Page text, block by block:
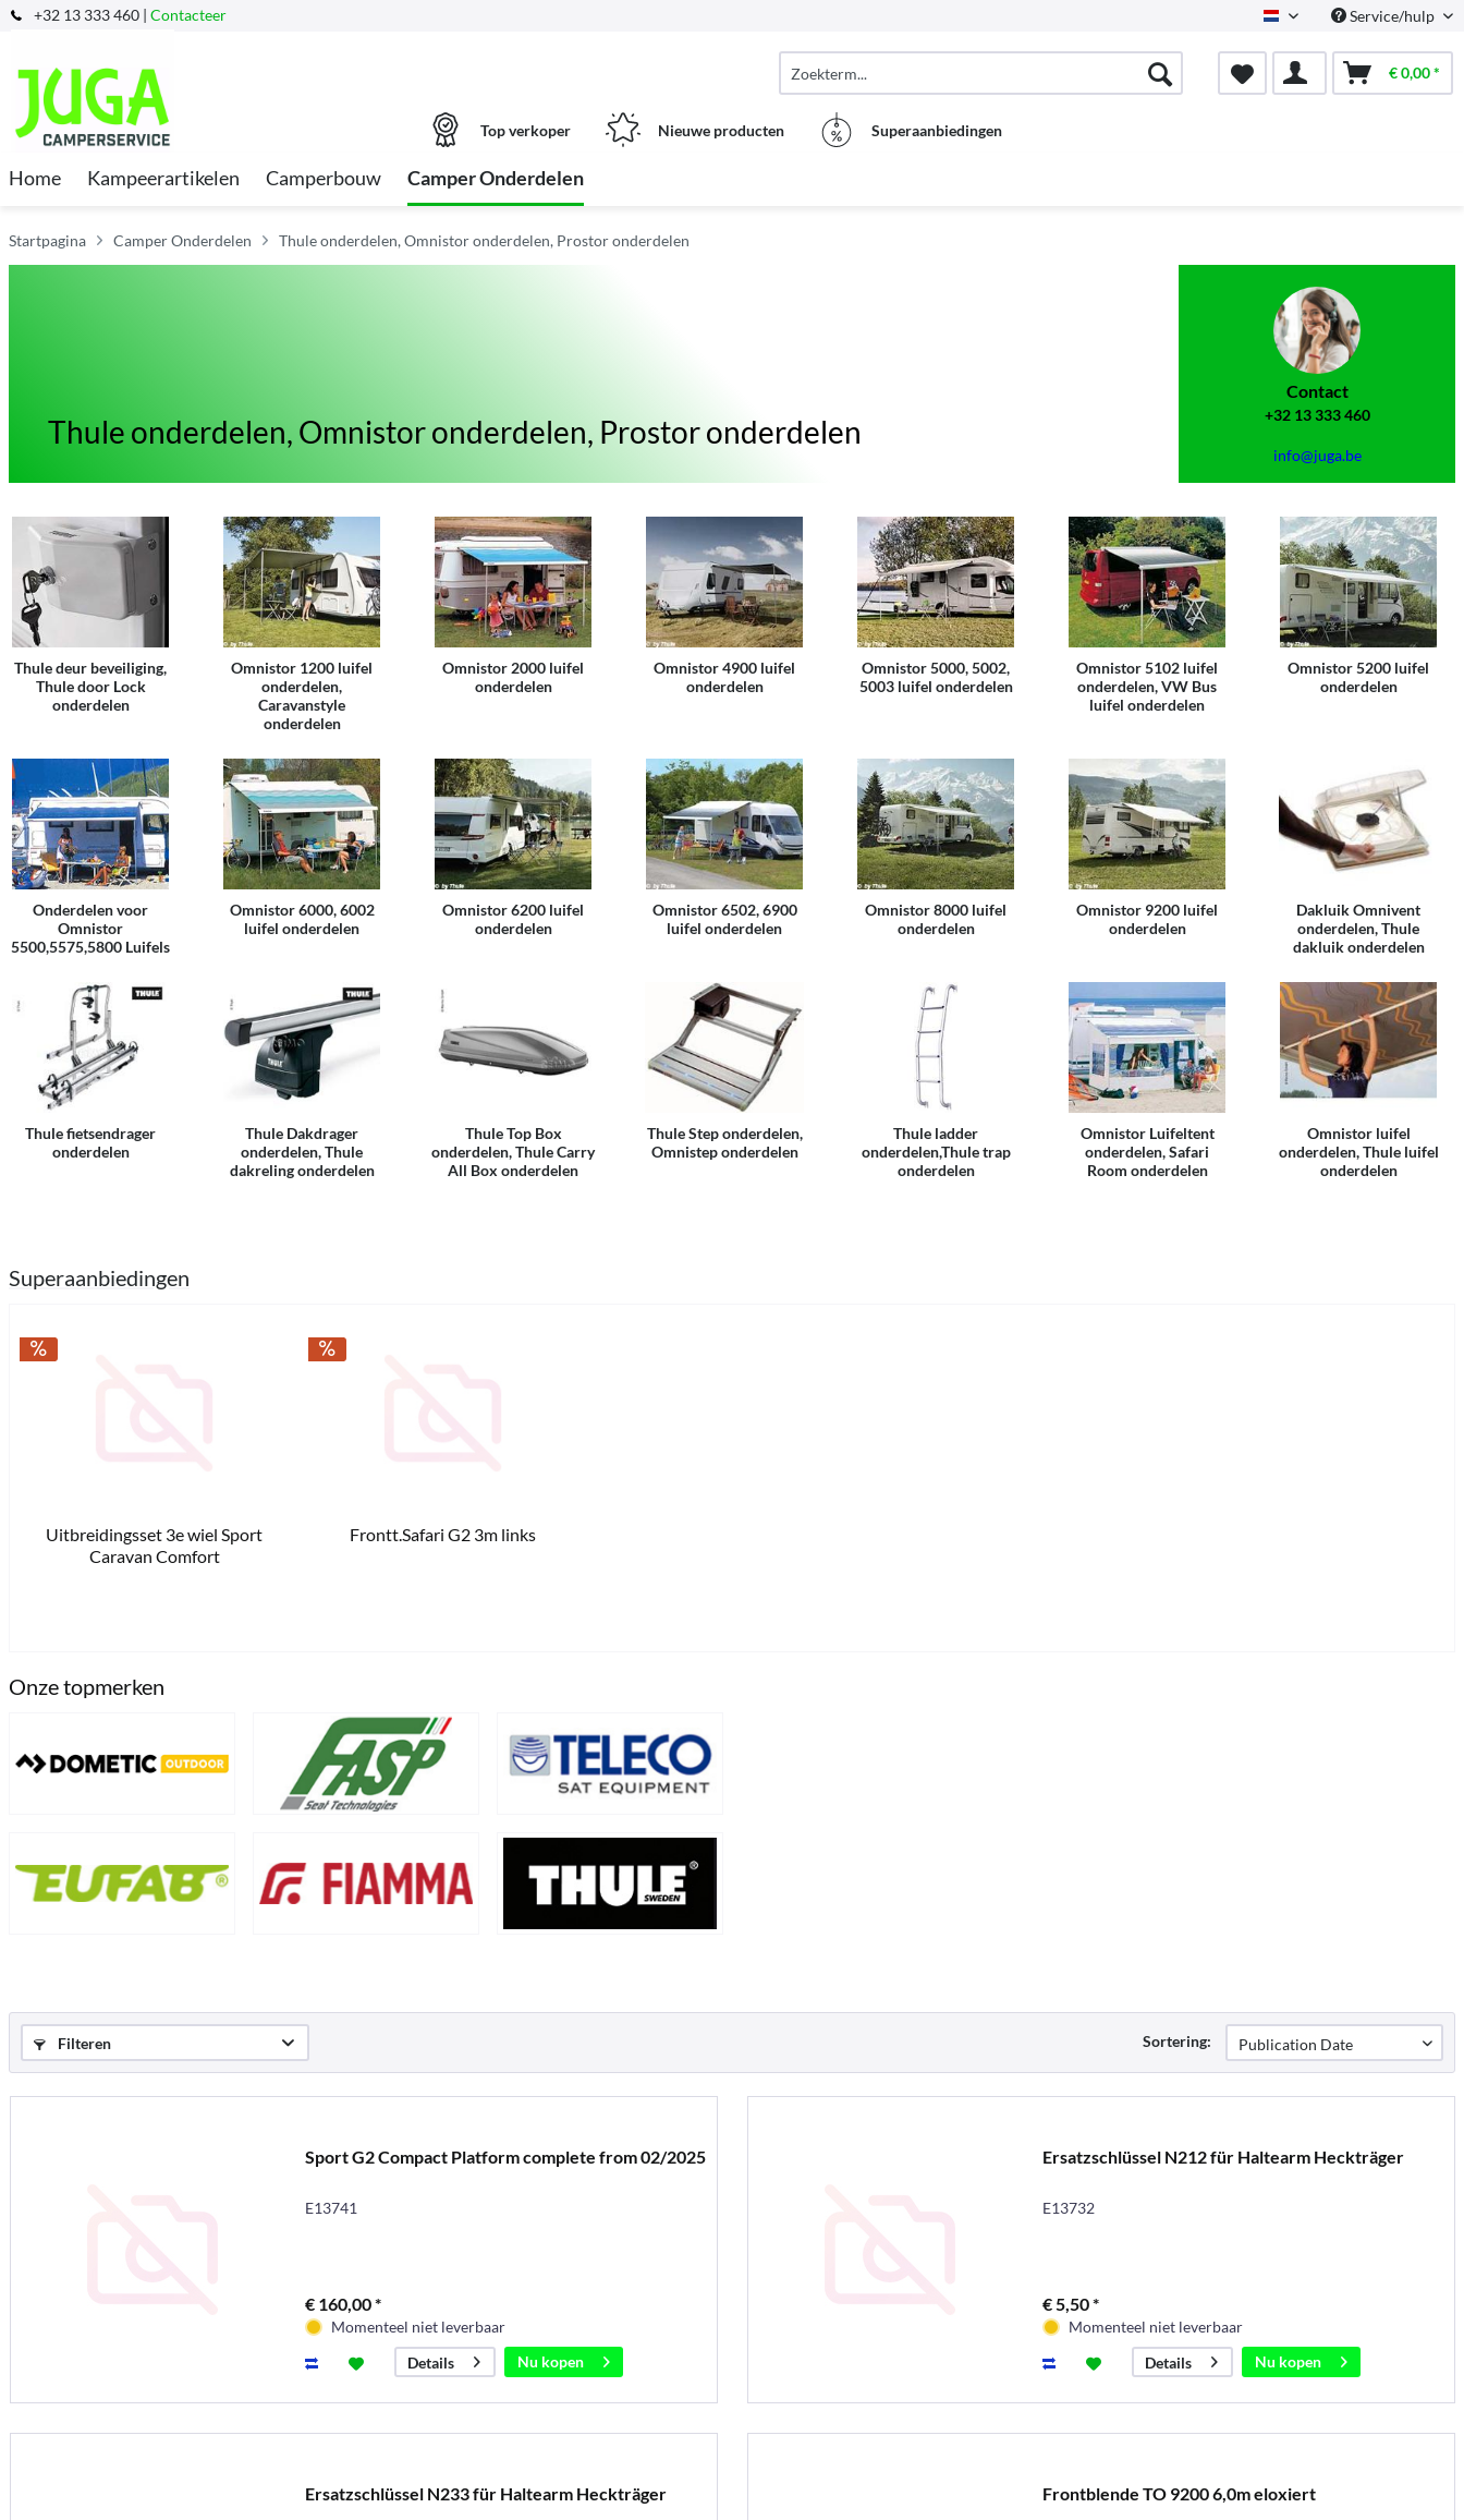
+32 13 333 460 | Contacteer Dutch Service/hulp
€ 0,00 *
Top verkoper Nieuwe producten Superaanbiedingen
Home Kampeerartikelen Camperbouw Camper Onderdelen
Startpagina Camper Onderdelen Thule onderdelen, Omnistor onderdelen, Prostor onderdelen
Thule onderdelen, Omnistor onderdelen, Prostor onderdelen
Contact
+32 13 333 460
info@juga.be
Thule deur beveiliging,
Thule door Lock
onderdelen
Omnistor 1200 luifel
onderdelen,
Caravanstyle
onderdelen
Omnistor 2000 luifel
onderdelen
Omnistor 4900 luifel
onderdelen
Omnistor 5000, 5002,
5003 luifel onderdelen
Omnistor 5102 luifel
onderdelen, VW Bus
luifel onderdelen
Omnistor 5200 luifel
onderdelen
Onderdelen voor
Omnistor
5500,5575,5800 Luifels
Omnistor 6000, 6002
luifel onderdelen
Omnistor 6200 luifel
onderdelen
Omnistor 6502, 6900
luifel onderdelen
Omnistor 8000 luifel
onderdelen
Omnistor 9200 luifel
onderdelen
Dakluik Omnivent
onderdelen, Thule
dakluik onderdelen
Thule fietsendrager
onderdelen
Thule Dakdrager
onderdelen, Thule
dakreling onderdelen
Thule Top Box
onderdelen, Thule Carry
All Box onderdelen
Thule Step onderdelen,
Omnistep onderdelen
Thule ladder
onderdelen,Thule trap
onderdelen
Omnistor Luifeltent
onderdelen, Safari
Room onderdelen
Omnistor luifel
onderdelen, Thule luifel
onderdelen
Superaanbiedingen
Uitbreidingsset 3e wiel Sport
Caravan Comfort
Frontt.Safari G2 3m links
Onze topmerken
Filteren Sortering:
Sport G2 Compact Platform complete from 02/2025
E13741
€ 160,00 *
Momenteel niet leverbaar
Details
Nu kopen
Ersatzschlüssel N212 für Haltearm Heckträger
E13732
€ 5,50 *
Momenteel niet leverbaar
Details
Nu kopen
Ersatzschlüssel N233 für Haltearm Heckträger Frontblende TO 9200 6,0m eloxiert